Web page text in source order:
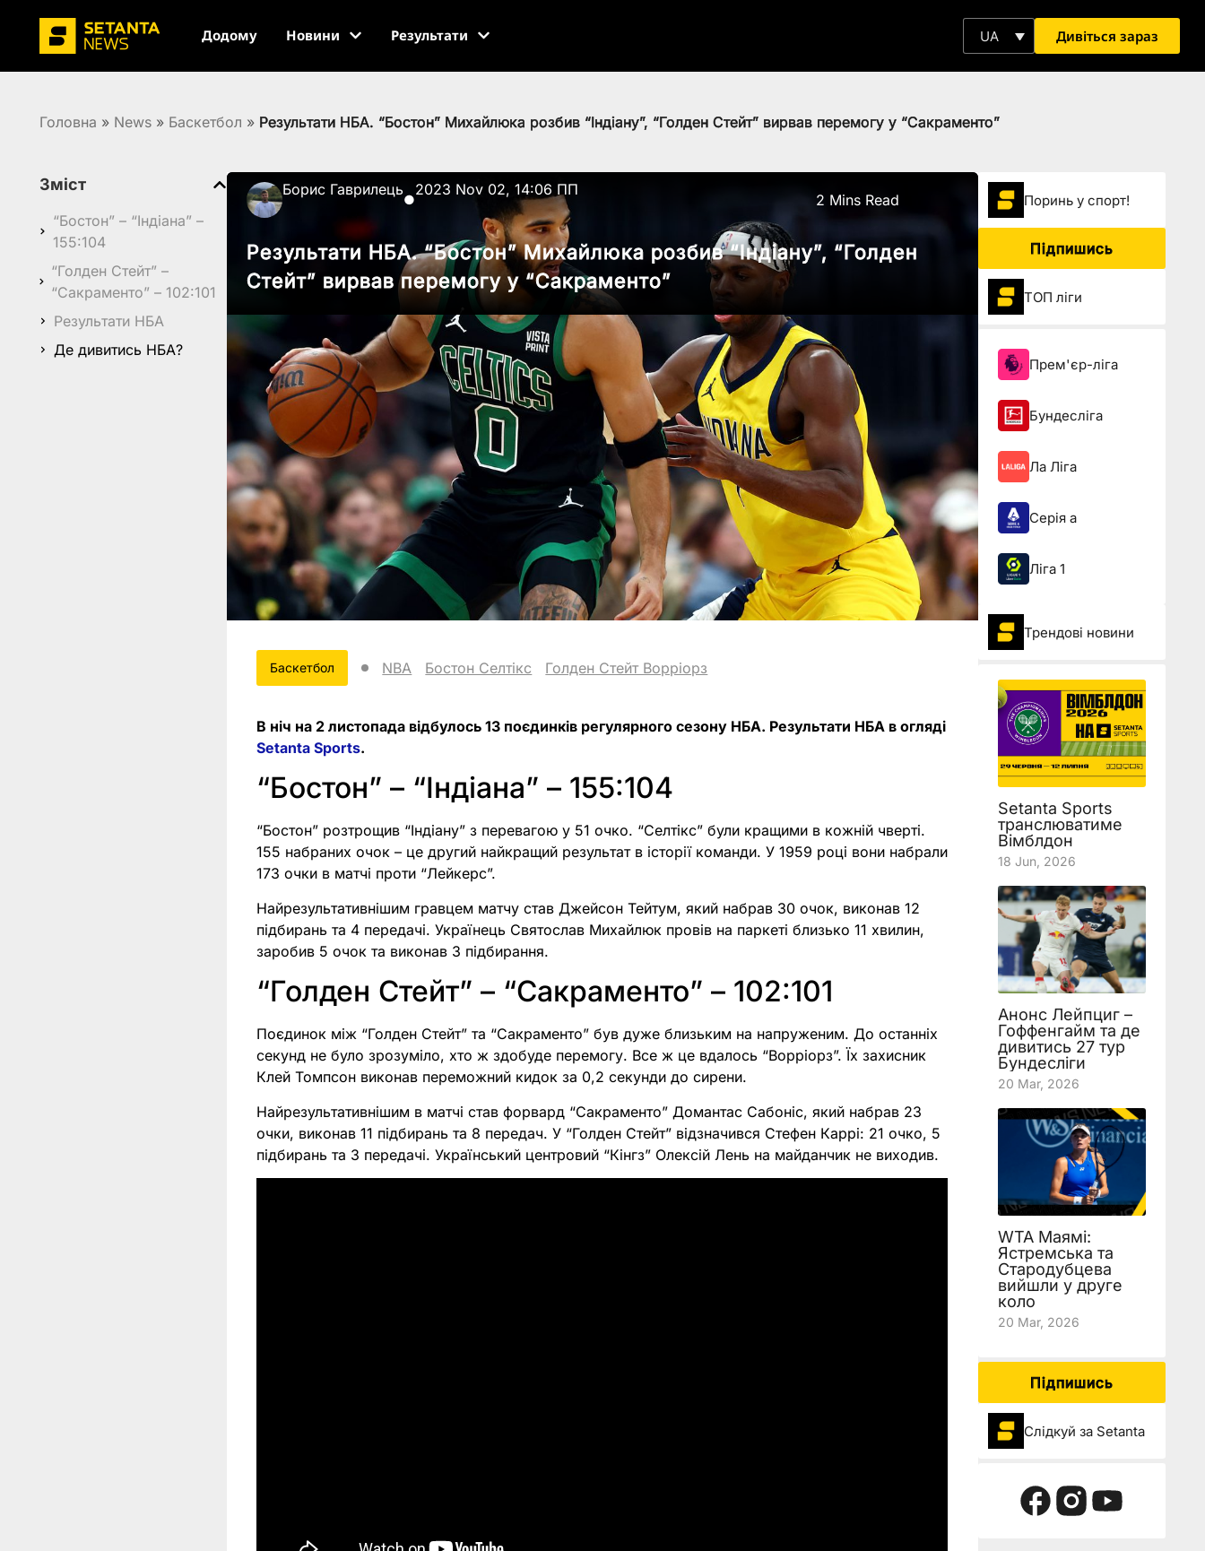
Додому Новини Результати UA Дивіться зараз
Головна » News » Баскетбол » Результати НБА. “Бостон” Михайлюка розбив “Індіану”, “Голден Стейт” вирвав перемогу у “Сакраменто”
Зміст
“Бостон” – “Індіана” –
155:104
“Голден Стейт” –
“Сакраменто” – 102:101
Результати НБА
Де дивитись НБА?
Борис Гаврилець
●
2023 Nov 02, 14:06 ПП
2 Mins Read
Результати НБА. “Бостон” Михайлюка розбив “Індіану”, “Голден
Стейт” вирвав перемогу у “Сакраменто”
Баскетбол NBA Бостон Селтікс Голден Стейт Ворріорз
В ніч на 2 листопада відбулось 13 поєдинків регулярного сезону НБА. Результати НБА в огляді
Setanta Sports.
“Бостон” – “Індіана” – 155:104
“Бостон” розтрощив “Індіану” з перевагою у 51 очко. “Селтікс” були кращими в кожній чверті.
155 набраних очок – це другий найкращий результат в історії команди. У 1959 році вони набрали
173 очки в матчі проти “Лейкерс”.
Найрезультативнішим гравцем матчу став Джейсон Тейтум, який набрав 30 очок, виконав 12
підбирань та 4 передачі. Українець Святослав Михайлюк провів на паркеті близько 11 хвилин,
заробив 5 очок та виконав 3 підбирання.
“Голден Стейт” – “Сакраменто” – 102:101
Поєдинок між “Голден Стейт” та “Сакраменто” був дуже близьким на напруженим. До останніх
секунд не було зрозуміло, хто ж здобуде перемогу. Все ж це вдалось “Ворріорз”. Їх захисник
Клей Томпсон виконав переможний кидок за 0,2 секунди до сирени.
Найрезультативнішим в матчі став форвард “Сакраменто” Домантас Сабоніс, який набрав 23
очки, виконав 11 підбирань та 8 передач. У “Голден Стейт” відзначився Стефен Каррі: 21 очко, 5
підбирань та 3 передачі. Український центровий “Кінгз” Олексій Лень на майданчик не виходив.
Поринь у спорт!
Підпишись
ТОП ліги
Прем'єр-ліга
Бундесліга
Ла Ліга
Серія а
Ліга 1
Трендові новини
Setanta Sports
транслюватиме
Вімблдон
18 Jun, 2026
Анонс Лейпциг –
Гоффенгайм та де
дивитись 27 тур
Бундесліги
20 Mar, 2026
WTA Маямі:
Ястремська та
Стародубцева
вийшли у друге
коло
20 Mar, 2026
Підпишись
Слідкуй за Setanta